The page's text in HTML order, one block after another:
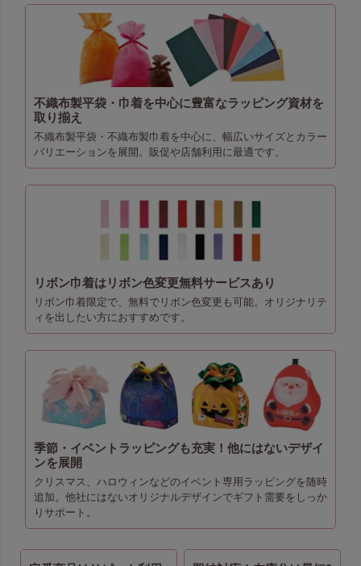
不織布製平袋・巾着を中心に豊富なラッピング資材を
取り揃え
不織布製平袋・不織布製巾着を中心に、幅広いサイズとカラー
バリエーションを展開。販促や店舗利用に最適です。
リボン巾着はリボン色変更無料サービスあり
リボン巾着限定で、無料でリボン色変更も可能。オリジナリテ
ィを出したい方におすすめです。
季節・イベントラッピングも充実！他にはないデザイ
ンを展開
クリスマス、ハロウィンなどのイベント専用ラッピングを随時
追加。他社にはないオリジナルデザインでギフト需要をしっか
りサポート。